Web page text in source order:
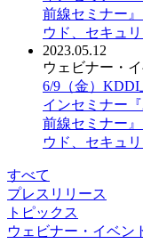
前線セミナー
ウド、セキュ
2023.05.12
ウェビナー・
6/9（金）KDDI
インセミナー
前線セミナー
ウド、セキュ
すべて
プレスリリース
トピックス
ウェビナー・イベン